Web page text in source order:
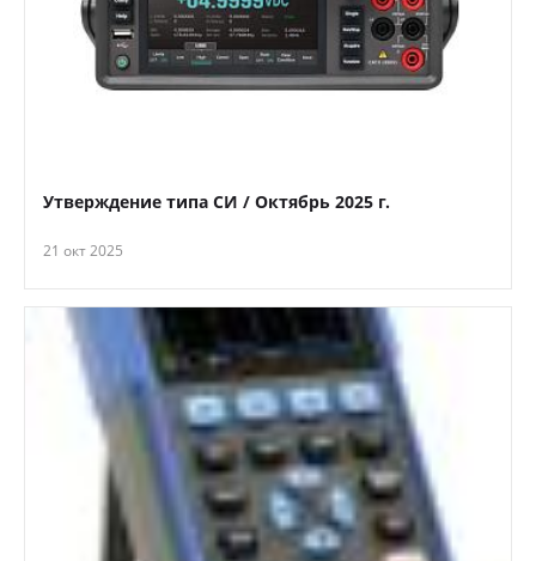
Утверждение типа СИ / Октябрь 2025 г.
21 окт 2025